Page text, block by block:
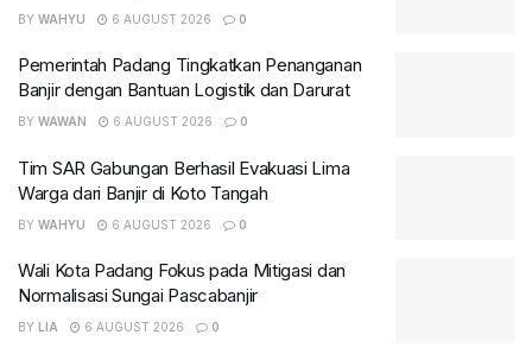
BY WAHYU 6 AUGUST 2026 0
Pemerintah Padang Tingkatkan Penanganan
Banjir dengan Bantuan Logistik dan Darurat
BY WAWAN 6 AUGUST 2026 0
Tim SAR Gabungan Berhasil Evakuasi Lima
Warga dari Banjir di Koto Tangah
BY WAHYU 6 AUGUST 2026 0
Wali Kota Padang Fokus pada Mitigasi dan
Normalisasi Sungai Pascabanjir
BY LIA 6 AUGUST 2026 0